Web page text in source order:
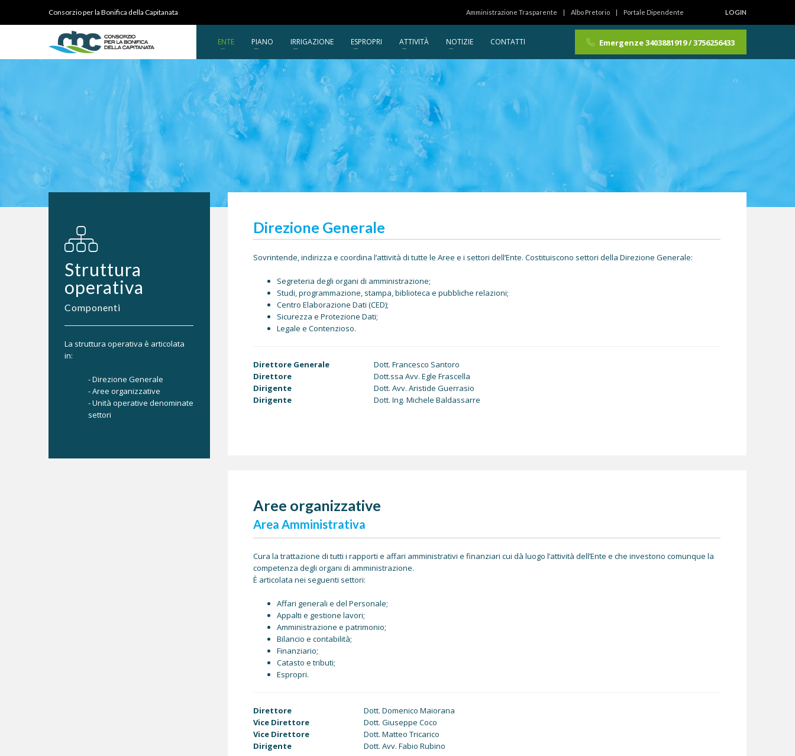
Consorzio per la Bonifica della Capitanata Amministrazione Trasparente Albo Pretorio Portale Dipendente LOGIN
ENTE PIANO IRRIGAZIONE ESPROPRI ATTIVITÀ NOTIZIE CONTATTI Emergenze 3403881919 / 3756256433
Struttura
operativa
Componenti
La struttura operativa è articolata
in:
- Direzione Generale
- Aree organizzative
- Unità operative denominate
settori
Direzione Generale
Sovrintende, indirizza e coordina l’attività di tutte le Aree e i settori dell’Ente. Costituiscono settori della Direzione Generale:
Segreteria degli organi di amministrazione;
Studi, programmazione, stampa, biblioteca e pubbliche relazioni;
Centro Elaborazione Dati (CED);
Sicurezza e Protezione Dati;
Legale e Contenzioso.
Direttore Generale
Dott. Francesco Santoro
Direttore
Dott.ssa Avv. Egle Frascella
Dirigente
Dott. Avv. Aristide Guerrasio
Dirigente
Dott. Ing. Michele Baldassarre
Aree organizzative
Area Amministrativa
Cura la trattazione di tutti i rapporti e affari amministrativi e finanziari cui dà luogo l’attività dell’Ente e che investono comunque la
competenza degli organi di amministrazione.
È articolata nei seguenti settori:
Affari generali e del Personale;
Appalti e gestione lavori;
Amministrazione e patrimonio;
Bilancio e contabilità;
Finanziario;
Catasto e tributi;
Espropri.
Direttore
Dott. Domenico Maiorana
Vice Direttore
Dott. Giuseppe Coco
Vice Direttore
Dott. Matteo Tricarico
Dirigente
Dott. Avv. Fabio Rubino